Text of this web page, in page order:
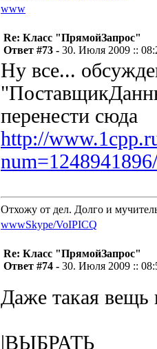
www
Re: Класс "ПрямойЗапрос"
Ответ #73 - 30. Июля 2009 ::
Ну все...
перенести сюда
http://
Отхожу от дел. Долго и
wwwSkype/VoIPICQ
Re: Класс "ПрямойЗапрос"
Ответ #74 - 30. Июля 2009 ::
Даже такая вещь
|ВЫБРАТЬ